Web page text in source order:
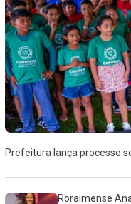
Prefeitura lança processo
Roraimense